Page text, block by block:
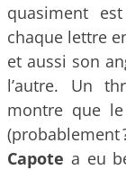
quasiment
chaque lettre
et aussi son
l’autre. Un
montre que
Capote a eu